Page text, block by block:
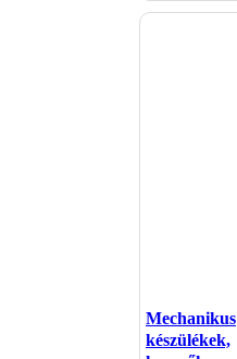
Mechanikus
készülékek,